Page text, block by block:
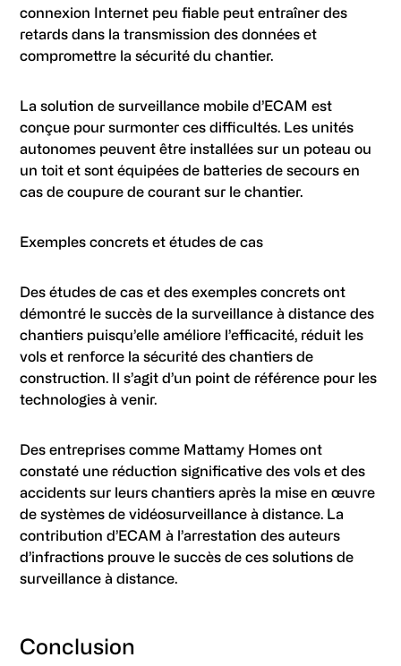
connexion Internet peu fiable peut entraîner des
retards dans la transmission des données et
compromettre la sécurité du chantier.
La solution de surveillance mobile d’ECAM est
conçue pour surmonter ces difficultés. Les unités
autonomes peuvent être installées sur un poteau ou
un toit et sont équipées de batteries de secours en
cas de coupure de courant sur le chantier.
Exemples concrets et études de cas
Des études de cas et des exemples concrets ont
démontré le succès de la surveillance à distance des
chantiers puisqu’elle améliore l’efficacité, réduit les
vols et renforce la sécurité des chantiers de
construction. Il s’agit d’un point de référence pour les
technologies à venir.
Des entreprises comme Mattamy Homes ont
constaté une réduction significative des vols et des
accidents sur leurs chantiers après la mise en œuvre
de systèmes de vidéosurveillance à distance. La
contribution d’ECAM à l’arrestation des auteurs
d’infractions prouve le succès de ces solutions de
surveillance à distance.
Conclusion